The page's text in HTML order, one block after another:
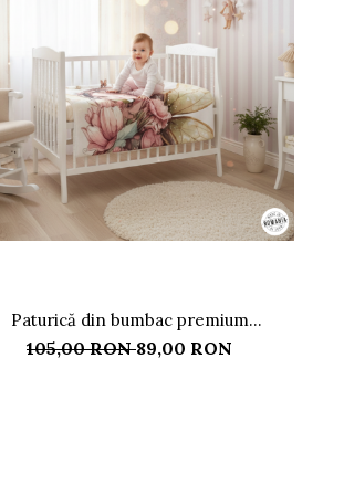
Paturică din bumbac premium
personalizată, model Zana Fluturaș
100x70 cm
105,00 RON89,00 RON